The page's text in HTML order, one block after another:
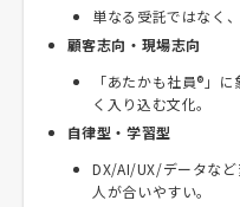
単なる受託ではなく
顧客志向・現場志向
「あたかも社員®」
く入り込む文化。
自律型・学習型
DX/AI/UX/データな
人が合いやすい。